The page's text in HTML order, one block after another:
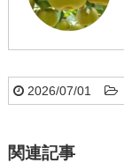
2026/07/01
関連記事